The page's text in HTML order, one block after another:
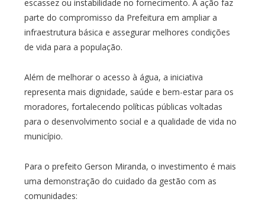
escassez ou instabilidade no fornecimento. A ação faz
parte do compromisso da Prefeitura em ampliar a
infraestrutura básica e assegurar melhores condições
de vida para a população.
Além de melhorar o acesso à água, a iniciativa
representa mais dignidade, saúde e bem-estar para os
moradores, fortalecendo políticas públicas voltadas
para o desenvolvimento social e a qualidade de vida no
município.
Para o prefeito Gerson Miranda, o investimento é mais
uma demonstração do cuidado da gestão com as
comunidades: